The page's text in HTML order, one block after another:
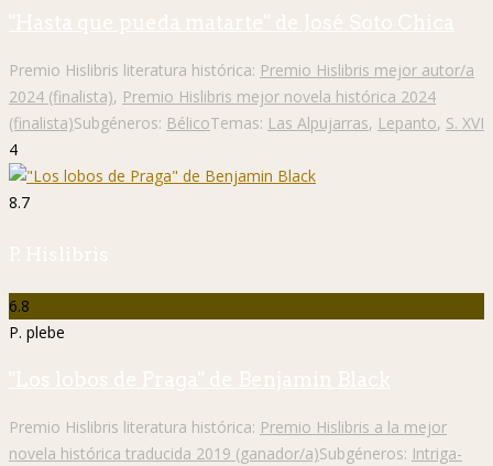
"Hasta que pueda matarte" de José Soto Chica
Premio Hislibris literatura histórica: Premio Hislibris mejor autor/a
2024 (finalista), Premio Hislibris mejor novela histórica 2024
(finalista)Subgéneros: BélicoTemas: Las Alpujarras, Lepanto, S. XVI
4
8.7
P. Hislibris
6.8
P. plebe
"Los lobos de Praga" de Benjamin Black
Premio Hislibris literatura histórica: Premio Hislibris a la mejor
novela histórica traducida 2019 (ganador/a)Subgéneros: Intriga-